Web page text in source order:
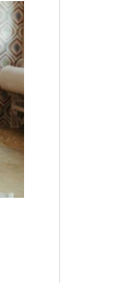
Menarik
Sport